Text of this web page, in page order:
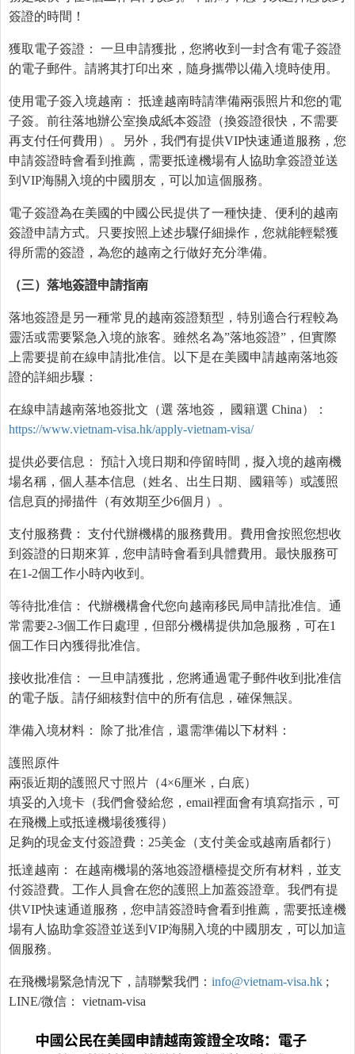
簽證的時間！
獲取電子簽證： 一旦申請獲批，您將收到一封含有電子簽證
的電子郵件。請將其打印出來，隨身攜帶以備入境時使用。
使用電子簽入境越南： 抵達越南時請準備兩張照片和您的電
子簽。前往落地辦公室換成紙本簽證（換簽證很快，不需要
再支付任何費用）。另外，我們有提供VIP快速通道服務，您
申請簽證時會看到推薦，需要抵達機場有人協助拿簽證並送
到VIP海關入境的中國朋友，可以加這個服務。
電子簽證為在美國的中國公民提供了一種快捷、便利的越南
簽證申請方式。只要按照上述步驟仔細操作，您就能輕鬆獲
得所需的簽證，為您的越南之行做好充分準備。
（三）落地簽證申請指南
落地簽證是另一種常見的越南簽證類型，特別適合行程較為
靈活或需要緊急入境的旅客。雖然名為”落地簽證”，但實際
上需要提前在線申請批准信。以下是在美國申請越南落地簽
證的詳細步驟：
在線申請越南落地簽批文（選 落地簽， 國籍選 China）：
https://www.vietnam-visa.hk/apply-vietnam-visa/
提供必要信息： 預計入境日期和停留時間，擬入境的越南機
場名稱，個人基本信息（姓名、出生日期、國籍等）或護照
信息頁的掃描件（有效期至少6個月）。
支付服務費： 支付代辦機構的服務費用。費用會按照您想收
到簽證的日期來算，您申請時會看到具體費用。最快服務可
在1-2個工作小時內收到。
等待批准信： 代辦機構會代您向越南移民局申請批准信。通
常需要2-3個工作日處理，但部分機構提供加急服務，可在1
個工作日內獲得批准信。
接收批准信： 一旦申請獲批，您將通過電子郵件收到批准信
的電子版。請仔細核對信中的所有信息，確保無誤。
準備入境材料： 除了批准信，還需準備以下材料：
護照原件
兩張近期的護照尺寸照片（4×6厘米，白底）
填妥的入境卡（我們會發給您，email裡面會有填寫指示，可
在飛機上或抵達機場後獲得）
足夠的現金支付簽證費：25美金（支付美金或越南盾都行）
抵達越南： 在越南機場的落地簽證櫃檯提交所有材料，並支
付簽證費。工作人員會在您的護照上加蓋簽證章。我們有提
供VIP快速通道服務，您申請簽證時會看到推薦，需要抵達機
場有人協助拿簽證並送到VIP海關入境的中國朋友，可以加這
個服務。
在飛機場緊急情況下，請聯繫我們： info@vietnam-visa.hk ;
LINE/微信： vietnam-visa